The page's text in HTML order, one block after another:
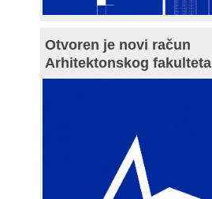
Otvoren je novi račun
Arhitektonskog fakulteta